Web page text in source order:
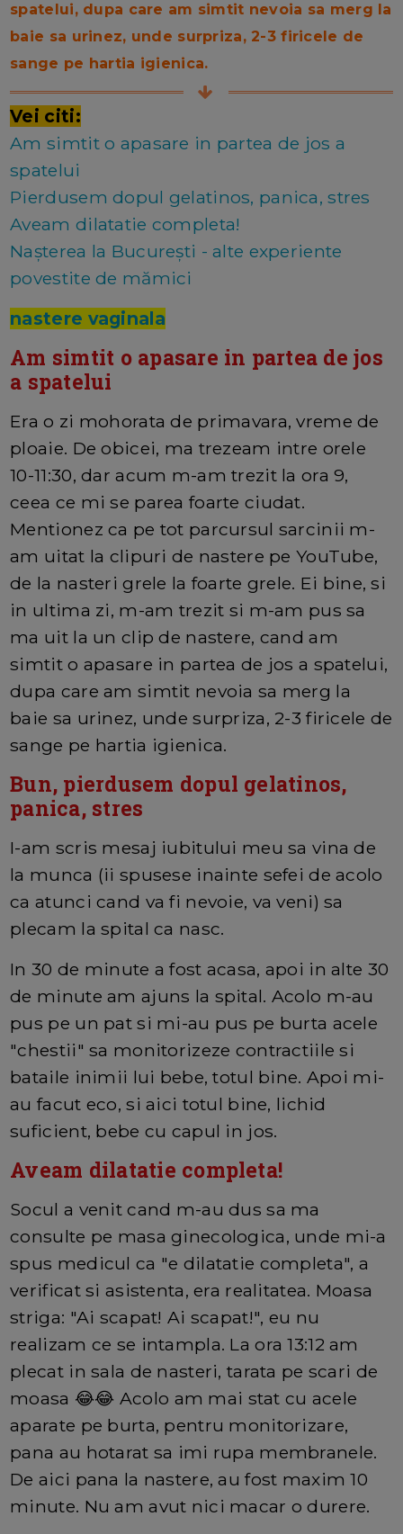
spatelui, dupa care am simtit nevoia sa merg la
baie sa urinez, unde surpriza, 2-3 firicele de
sange pe hartia igienica.
Vei citi:
Am simtit o apasare in partea de jos a
spatelui
Pierdusem dopul gelatinos, panica, stres
Aveam dilatatie completa!
Nașterea la București - alte experiente
povestite de mămici
nastere vaginala
Am simtit o apasare in partea de jos
a spatelui
Era o zi mohorata de primavara, vreme de
ploaie. De obicei, ma trezeam intre orele
10-11:30, dar acum m-am trezit la ora 9,
ceea ce mi se parea foarte ciudat.
Mentionez ca pe tot parcursul sarcinii m-
am uitat la clipuri de nastere pe YouTube,
de la nasteri grele la foarte grele. Ei bine, si
in ultima zi, m-am trezit si m-am pus sa
ma uit la un clip de nastere, cand am
simtit o apasare in partea de jos a spatelui,
dupa care am simtit nevoia sa merg la
baie sa urinez, unde surpriza, 2-3 firicele de
sange pe hartia igienica.
Bun, pierdusem dopul gelatinos,
panica, stres
I-am scris mesaj iubitului meu sa vina de
la munca (ii spusese inainte sefei de acolo
ca atunci cand va fi nevoie, va veni) sa
plecam la spital ca nasc.
In 30 de minute a fost acasa, apoi in alte 30
de minute am ajuns la spital. Acolo m-au
pus pe un pat si mi-au pus pe burta acele
"chestii" sa monitorizeze contractiile si
bataile inimii lui bebe, totul bine. Apoi mi-
au facut eco, si aici totul bine, lichid
suficient, bebe cu capul in jos.
Aveam dilatatie completa!
Socul a venit cand m-au dus sa ma
consulte pe masa ginecologica, unde mi-a
spus medicul ca "e dilatatie completa", a
verificat si asistenta, era realitatea. Moasa
striga: "Ai scapat! Ai scapat!", eu nu
realizam ce se intampla. La ora 13:12 am
plecat in sala de nasteri, tarata pe scari de
moasa 😂😂 Acolo am mai stat cu acele
aparate pe burta, pentru monitorizare,
pana au hotarat sa imi rupa membranele.
De aici pana la nastere, au fost maxim 10
minute. Nu am avut nici macar o durere.